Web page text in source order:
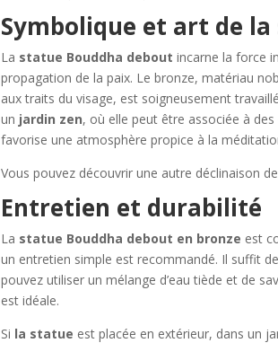
Symbolique et art de
La statue Bouddha debout incarne la force
propagation de la paix. Le bronze, matériau
aux traits du visage, est soigneusement
un jardin zen, où elle peut être associée à
favorise une atmosphère propice à la
Vous pouvez découvrir une autre déclinaison de
Entretien et durabilité
La statue Bouddha debout en bronze est
un entretien simple est recommandé. Il suffit
pouvez utiliser un mélange d’eau tiède et de
est idéale.
Si la statue est placée en extérieur, dans un